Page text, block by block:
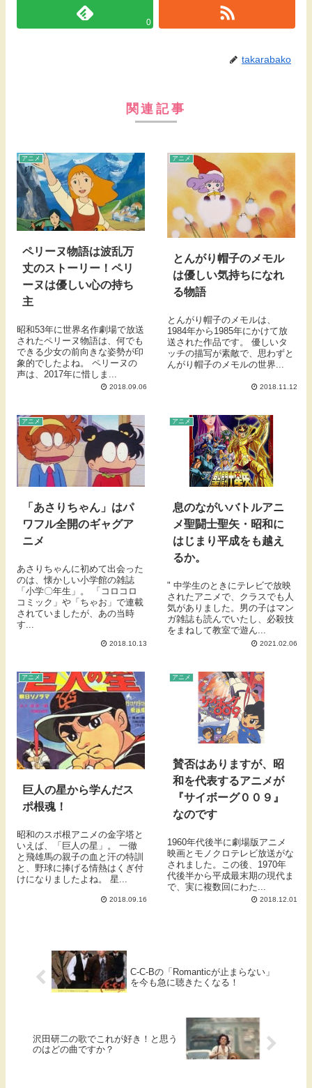
0
takarabako
関連記事
アニメ
ペリーヌ物語は波乱万
丈のストーリー！ペリ
ーヌは優しい心の持ち
主
昭和53年に世界名作劇場で放送
されたペリーヌ物語は、何でも
できる少女の前向きな姿勢が印
象的でしたよね。 ペリーヌの
声は、2017年に惜しま...
2018.09.06
アニメ
とんがり帽子のメモル
は優しい気持ちになれ
る物語
とんがり帽子のメモルは、
1984年から1985年にかけて放
送された作品です。 優しいタ
ッチの描写が素敵で、思わずと
んがり帽子のメモルの世界...
2018.11.12
アニメ
「あさりちゃん」はパ
ワフル全開のギャグア
ニメ
あさりちゃんに初めて出会った
のは、懐かしい小学館の雑誌
「小学〇年生」。 「コロコロ
コミック」や「ちゃお」で連載
されていましたが、あの当時
す...
2018.10.13
アニメ
息のながいバトルアニ
メ聖闘士聖矢・昭和に
はじまり平成をも越え
るか。
" 中学生のときにテレビで放映
されたアニメで、クラスでも人
気がありました。男の子はマン
ガ雑誌も読んでいたし、必殺技
をまねして教室で遊ん...
2021.02.06
アニメ
巨人の星から学んだス
ポ根魂！
昭和のスポ根アニメの金字塔と
いえば、「巨人の星」。 一徹
と飛雄馬の親子の血と汗の特訓
と、野球に捧げる情熱はくぎ付
けになりましたよね。 星...
2018.09.16
アニメ
賛否はありますが、昭
和を代表するアニメが
『サイボーグ００９』
なのです
1960年代後半に劇場版アニメ
映画とモノクロテレビ放送がな
されました。この後、1970年
代後半から平成最末期の現代ま
で、実に複数回にわた...
2018.12.01
C-C-Bの「Romanticが止まらない」
を今も急に聴きたくなる！
沢田研二の歌でこれが好き！と思う
のはどの曲ですか？